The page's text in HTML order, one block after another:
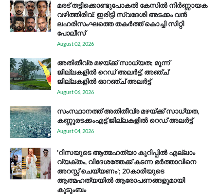
മരട് തട്ടിക്കൊണ്ടുപോകൽ കേസിൽ നിർണ്ണായക
വഴിത്തിരിവ്: ഇരിട്ടി സ്വദേശി അടക്കം വൻ
ലഹരിസംഘത്തെ തകർത്ത് കൊച്ചി സിറ്റി
പോലീസ്
August 02, 2026
അതിതീവ്ര മഴയ്ക്ക് സാധ്യത; മൂന്ന്
ജില്ലകളിൽ റെഡ് അലർട്ട്, അഞ്ച്
ജില്ലകളിൽ ഓറഞ്ച് അലർട്ട്
August 06, 2026
സം​സ്ഥാ​ന​ത്ത് അ​തി​തീ​വ്ര മ​ഴ​യ്ക്ക് സാ​ധ്യ​ത,
കണ്ണൂരടക്കംഎ​ട്ട് ജി​ല്ല​ക​ളി​ൽ റെ​ഡ് അ​ലർ​ട്ട്
August 04, 2026
'റിസയുടെ ആത്മഹത്യാ കുറിപ്പിൽ എല്ലാം
വ്യക്തം, വിദേശത്തേക്ക് കടന്ന ഭർത്താവിനെ
അറസ്റ്റ് ചെയ്യണം'; 20കാരിയുടെ
ആത്മഹത്യയിൽ ആരോപണങ്ങളുമായി
കുടുംബം